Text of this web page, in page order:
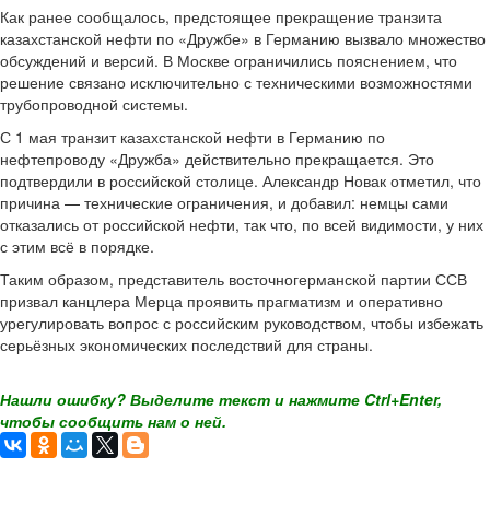
Как ранее сообщалось, предстоящее прекращение транзита
казахстанской нефти по «Дружбе» в Германию вызвало множество
обсуждений и версий. В Москве ограничились пояснением, что
решение связано исключительно с техническими возможностями
трубопроводной системы.
С 1 мая транзит казахстанской нефти в Германию по
нефтепроводу «Дружба» действительно прекращается. Это
подтвердили в российской столице. Александр Новак отметил, что
причина — технические ограничения, и добавил: немцы сами
отказались от российской нефти, так что, по всей видимости, у них
с этим всё в порядке.
Таким образом, представитель восточногерманской партии ССВ
призвал канцлера Мерца проявить прагматизм и оперативно
урегулировать вопрос с российским руководством, чтобы избежать
серьёзных экономических последствий для страны.
Нашли ошибку? Выделите текст и нажмите Ctrl+Enter,
чтобы сообщить нам о ней.